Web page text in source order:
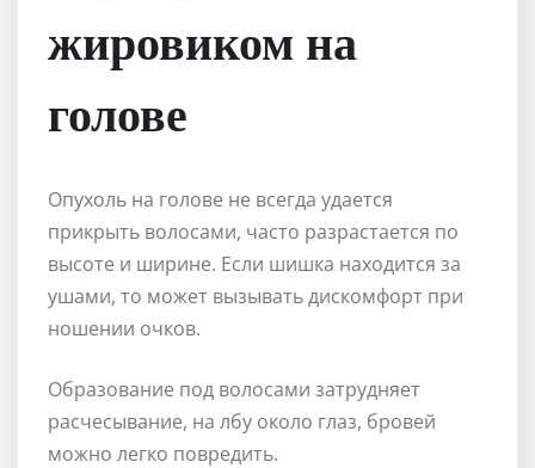
жировиком на
голове
Опухоль на голове не всегда удается
прикрыть волосами, часто разрастается по
высоте и ширине. Если шишка находится за
ушами, то может вызывать дискомфорт при
ношении очков.
Образование под волосами затрудняет
расчесывание, на лбу около глаз, бровей
можно легко повредить.